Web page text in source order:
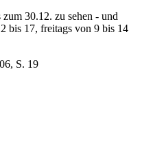
30.12. zu sehen - und
bis 17, freitags von 9 bis 14
S. 19